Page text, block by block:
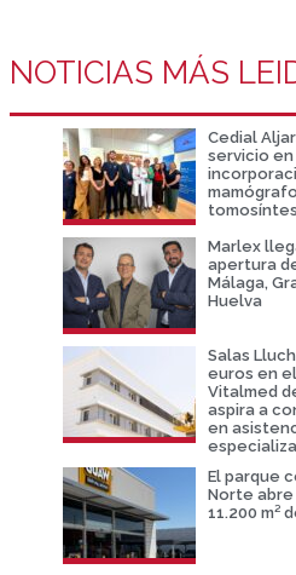
NOTICIAS MÁS
Cedial
servicio
Marlex
apertura
Málaga,
Huelva
Salas
euros en
Vitalmed
aspira a
en
El parque
Norte abre
11.200 m²